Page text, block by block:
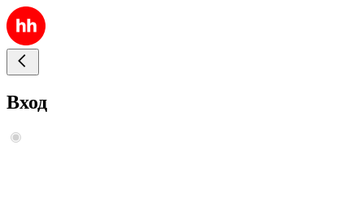
Вход